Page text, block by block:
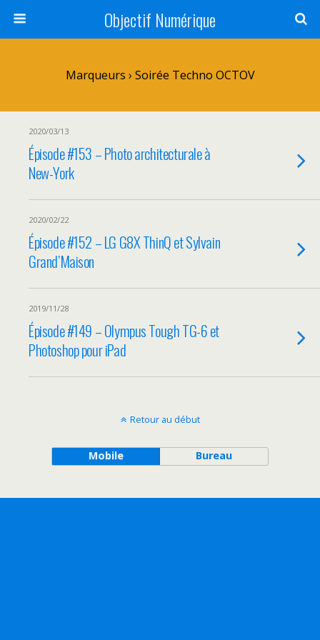
Objectif Numérique
Marqueurs › Soirée Techno OCTOV
2020/03/13
Épisode #153 – Photo architecturale à
New-York
2020/02/22
Épisode #152 – LG G8X ThinQ et Sylvain
Grand’Maison
2019/11/28
Épisode #149 – Olympus Tough TG-6 et
Photoshop pour iPad
Retour au début
Mobile Bureau